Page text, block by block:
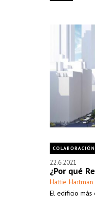
22.6.2021
¿Por qué
Hattie Hartman
El edificio